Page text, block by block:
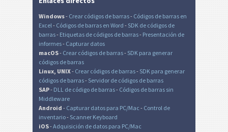
Windows- Crear códigos de barras- Códigos de barras en
Excel- Códigos de barras en Word - SDK de códigos de
barras- Etiquetas de códigos de barras- Presentación de
informes- Capturar datos
macOS- Crear códigos de barras- SDK para generar
códigos de barras
Linux, UNIX- Crear códigos de barras- SDK para generar
códigos de barras- Servidor de códigos de barras
SAP- DLL de código de barras- Códigos de barras sin
Middleware
Android - Capturar datos para PC/Mac - Control de
inventario- Scanner Keyboard
iOS-Adquisición de datos para PC/Mac